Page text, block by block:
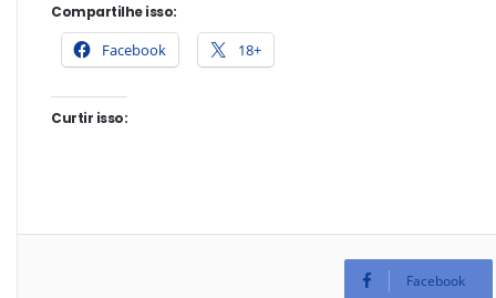
Compartilhe isso:
Facebook 18+
Curtir isso:
Facebook